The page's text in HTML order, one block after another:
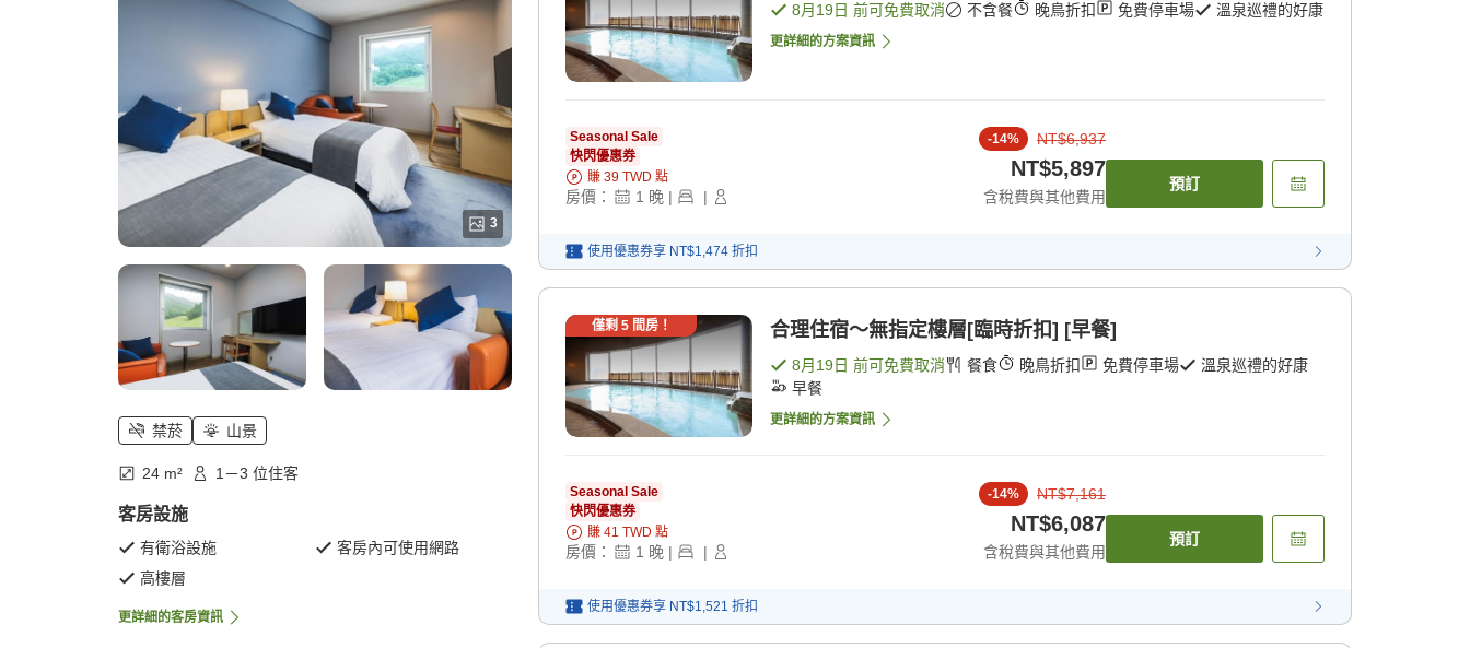
3
禁菸 山景
24 m² 1－3 位住客
客房設施
有衛浴設施
客房內可使用網路
高樓層
更詳細的客房資訊
8月19日 前可免費取消 不含餐 晚鳥折扣 免費停車場 溫泉巡禮的好康
更詳細的方案資訊
Seasonal Sale
快閃優惠券
賺 39 TWD 點
房價： 1 晚 | |
-14% NT$6,937
NT$5,897
含稅費與其他費用
預訂
使用優惠券享 NT$1,474 折扣
僅剩 5間房！ 合理住宿～無指定樓層[臨時折扣] [早餐]
8月19日 前可免費取消 餐食 晚鳥折扣 免費停車場
溫泉巡禮的好康
早餐
更詳細的方案資訊
Seasonal Sale
快閃優惠券
賺 41 TWD 點
房價： 1 晚 | |
-14% NT$7,161
NT$6,087
含稅費與其他費用
預訂
使用優惠券享 NT$1,521 折扣